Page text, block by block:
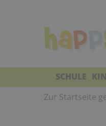
SCHULE
Zur Startseite